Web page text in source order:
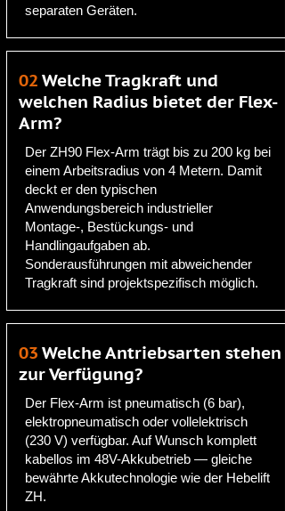
separaten Geräten.
02 Welche Tragkraft und
welchen Radius bietet der Flex-
Arm?
Der ZH90 Flex-Arm trägt bis zu 200 kg bei
einem Arbeitsradius von 4 Metern. Damit
deckt er den typischen
Anwendungsbereich industrieller
Montage-, Bestückungs- und
Handlingaufgaben ab.
Sonderausführungen mit abweichender
Tragkraft sind projektspezifisch möglich.
03 Welche Antriebsarten stehen
zur Verfügung?
Der Flex-Arm ist pneumatisch (6 bar),
elektropneumatisch oder vollelektrisch
(230 V) verfügbar. Auf Wunsch komplett
kabellos im 48V-Akkubetrieb — gleiche
bewährte Akkutechnologie wie der Hebelift
ZH.